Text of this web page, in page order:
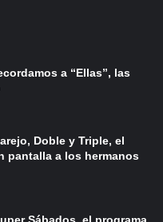
a “Ellas”, las
Doble y Triple, el
pantalla a los hermanos